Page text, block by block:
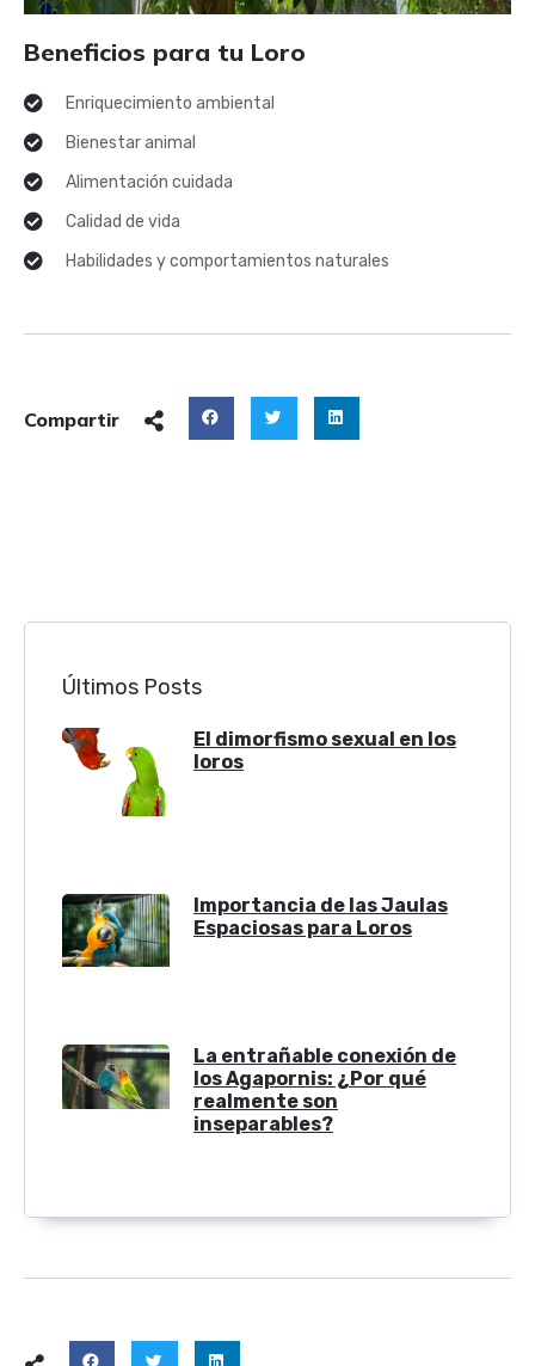
Beneficios para tu Loro
Enriquecimiento ambiental
Bienestar animal
Alimentación cuidada
Calidad de vida
Habilidades y comportamientos naturales
Compartir
Últimos Posts
El dimorfismo sexual en los
loros
Importancia de las Jaulas
Espaciosas para Loros
La entrañable conexión de
los Agapornis: ¿Por qué
realmente son
inseparables?